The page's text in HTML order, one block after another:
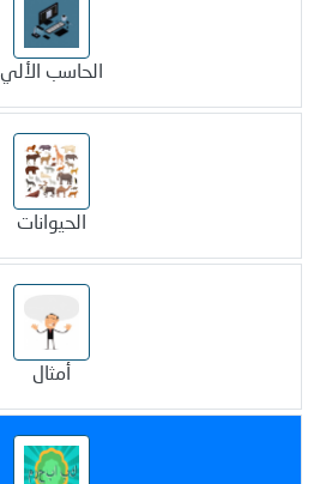
الحاسب الألي
الحيوانات
أمثال